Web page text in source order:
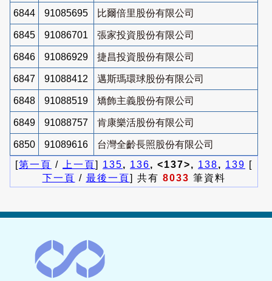
6844 91085695 比爾倍里股份有限公司
6845 91086701 張家投資股份有限公司
6846 91086929 捷昌投資股份有限公司
6847 91088412 邁斯瑪環球股份有限公司
6848 91088519 矯飾主義股份有限公司
6849 91088757 肯康樂活股份有限公司
6850 91089616
台灣全齡長照股份有限公司
[第一頁 / 上一頁] 135, 136, <137>, 138, 139 [
下一頁 / 最後一頁] 共有 8033 筆資料